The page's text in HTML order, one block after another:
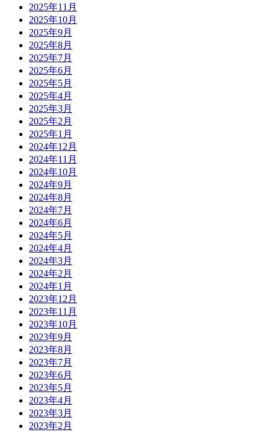
2025年11月
2025年10月
2025年9月
2025年8月
2025年7月
2025年6月
2025年5月
2025年4月
2025年3月
2025年2月
2025年1月
2024年12月
2024年11月
2024年10月
2024年9月
2024年8月
2024年7月
2024年6月
2024年5月
2024年4月
2024年3月
2024年2月
2024年1月
2023年12月
2023年11月
2023年10月
2023年9月
2023年8月
2023年7月
2023年6月
2023年5月
2023年4月
2023年3月
2023年2月